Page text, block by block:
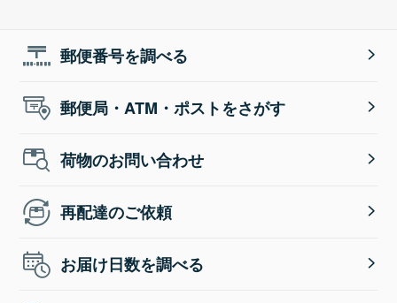
郵便番号を調べる
郵便局・ATM・ポストをさがす
荷物のお問い合わせ
再配達のご依頼
お届け日数を調べる